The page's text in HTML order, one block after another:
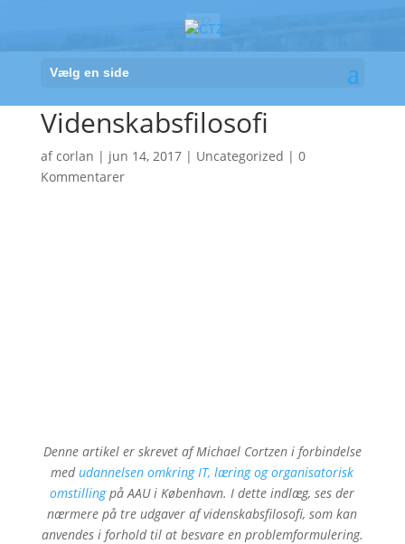
Vælg en side
Videnskabsfilosofi
afcorlan | jun 14, 2017| Uncategorized | 0
Kommentarer
Denne artikel er skrevet af Michael Cortzen i forbindelse
medudannelsen omkring IT, læring og organisatorisk
omstillingpå AAU i København. I dette indlæg, ses der
nærmere på tre udgaver af videnskabsfilosofi, som kan
anvendes i forhold til at besvare en problemformulering.